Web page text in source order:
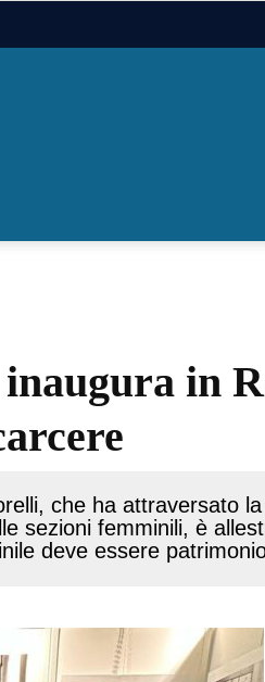
in
che ha attraversato
sezioni femminili, è
deve essere